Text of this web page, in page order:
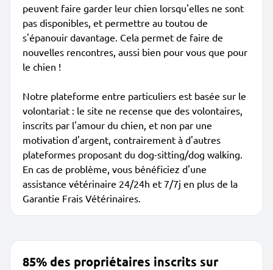
peuvent faire garder leur chien lorsqu'elles ne sont
pas disponibles, et permettre au toutou de
s'épanouir davantage. Cela permet de faire de
nouvelles rencontres, aussi bien pour vous que pour
le chien !
Notre plateforme entre particuliers est basée sur le
volontariat : le site ne recense que des volontaires,
inscrits par l'amour du chien, et non par une
motivation d'argent, contrairement à d'autres
plateformes proposant du dog-sitting/dog walking.
En cas de problème, vous bénéficiez d'une
assistance vétérinaire 24/24h et 7/7j en plus de la
Garantie Frais Vétérinaires.
85% des propriétaires inscrits sur